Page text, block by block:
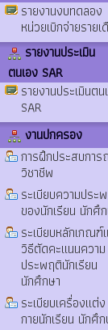
รายงานงบทดลอง
หน่วยเบิกจ่ายรายเ
รายงานประเมิน
ตนเอง SAR
รายงานประเมินตน
SAR
งานปกครอง
การฝึกประสบกา
วิชาชีพ
ระเบียบความประ
ของนักเรียน นักศึ
ระเบียบหลักเกณฑ์
วิธีตัดคะแนนความ
ประพฤตินักเรียน
นักศึกษา
ระเบียบเครื่องแต่ง
กายนักเรียน นักศึ